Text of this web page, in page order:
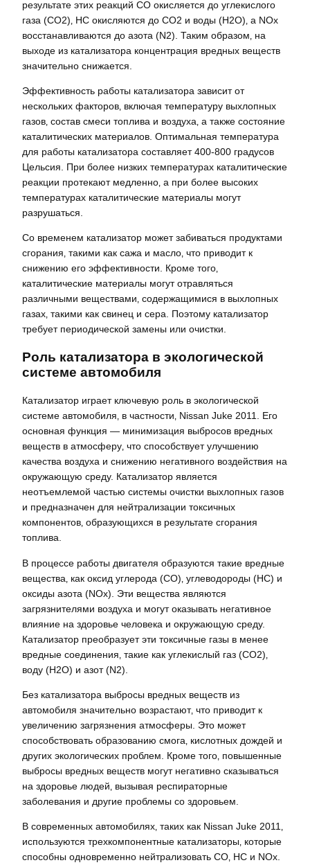
результате этих реакций CO окисляется до углекислого
газа (CO2)‚ HC окисляются до CO2 и воды (H2O)‚ а NOx
восстанавливаются до азота (N2). Таким образом‚ на
выходе из катализатора концентрация вредных веществ
значительно снижается.
Эффективность работы катализатора зависит от
нескольких факторов‚ включая температуру выхлопных
газов‚ состав смеси топлива и воздуха‚ а также состояние
каталитических материалов. Оптимальная температура
для работы катализатора составляет 400-800 градусов
Цельсия. При более низких температурах каталитические
реакции протекают медленно‚ а при более высоких
температурах каталитические материалы могут
разрушаться.
Со временем катализатор может забиваться продуктами
сгорания‚ такими как сажа и масло‚ что приводит к
снижению его эффективности. Кроме того‚
каталитические материалы могут отравляться
различными веществами‚ содержащимися в выхлопных
газах‚ такими как свинец и сера. Поэтому катализатор
требует периодической замены или очистки.
Роль катализатора в экологической
системе автомобиля
Катализатор играет ключевую роль в экологической
системе автомобиля‚ в частности‚ Nissan Juke 2011. Его
основная функция ― минимизация выбросов вредных
веществ в атмосферу‚ что способствует улучшению
качества воздуха и снижению негативного воздействия на
окружающую среду. Катализатор является
неотъемлемой частью системы очистки выхлопных газов
и предназначен для нейтрализации токсичных
компонентов‚ образующихся в результате сгорания
топлива.
В процессе работы двигателя образуются такие вредные
вещества‚ как оксид углерода (CO)‚ углеводороды (HC) и
оксиды азота (NOx). Эти вещества являются
загрязнителями воздуха и могут оказывать негативное
влияние на здоровье человека и окружающую среду.
Катализатор преобразует эти токсичные газы в менее
вредные соединения‚ такие как углекислый газ (CO2)‚
воду (H2O) и азот (N2).
Без катализатора выбросы вредных веществ из
автомобиля значительно возрастают‚ что приводит к
увеличению загрязнения атмосферы. Это может
способствовать образованию смога‚ кислотных дождей и
других экологических проблем. Кроме того‚ повышенные
выбросы вредных веществ могут негативно сказываться
на здоровье людей‚ вызывая респираторные
заболевания и другие проблемы со здоровьем.
В современных автомобилях‚ таких как Nissan Juke 2011‚
используются трехкомпонентные катализаторы‚ которые
способны одновременно нейтрализовать CO‚ HC и NOx.